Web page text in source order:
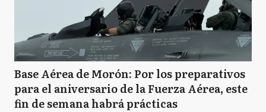
Base Aérea de Morón: Por los preparativos
para el aniversario de la Fuerza Aérea, este
fin de semana habrá prácticas